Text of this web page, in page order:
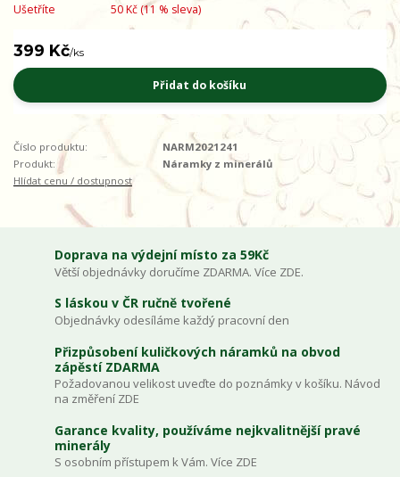
Ušetříte 50 Kč (11 % sleva)
399 Kč/ks
Přidat do košíku
Číslo produktu:
NARM2021241
Produkt:
Náramky z minerálů
Hlídat cenu / dostupnost
Doprava na výdejní místo za 59Kč
Větší objednávky doručíme ZDARMA. Více ZDE.
S láskou v ČR ručně tvořené
Objednávky odesíláme každý pracovní den
Přizpůsobení kuličkových náramků na obvod
zápěstí ZDARMA
Požadovanou velikost uveďte do poznámky v košíku. Návod
na změření ZDE
Garance kvality, používáme nejkvalitnější pravé
minerály
S osobním přístupem k Vám. Více ZDE